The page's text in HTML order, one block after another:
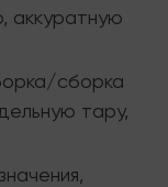
аккуратную
сборка
тару,